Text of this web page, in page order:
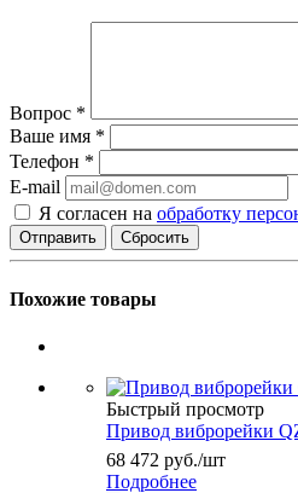
Вопрос *
Ваше имя *
Телефон *
E-mail
Я согласен на обработку
Сбросить
Похожие товары
Быстрый просмотр
Привод виброрейки
68 472 руб./шт
Подробнее